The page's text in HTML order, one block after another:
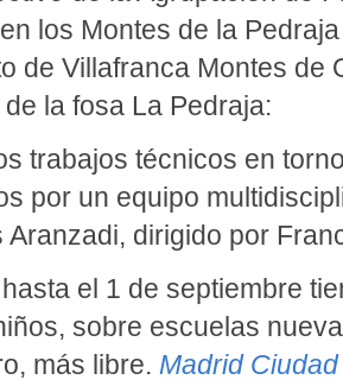
los Montes de la
de Villafranca Montes de
la fosa La Pedraja:
trabajos técnicos en
por un equipo
Aranzadi, dirigido por
el 1 de septiembre
sobre escuelas
más libre. Madrid